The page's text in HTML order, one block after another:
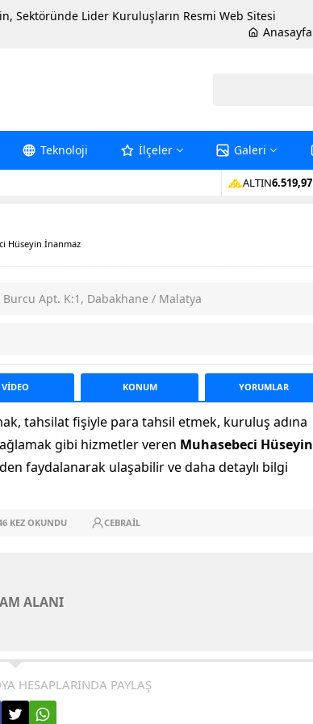
Sektöründe Lider Kuruluşların Resmi Web Sitesi
Anasayfa
Teknoloji İlçeler Galeri
ALTIN6.519,97
Hüseyin İnanmaz
Apt. K:1, Dabakhane / Malatya
VİDEO KONUM YORUMLAR
tahsilat fişiyle para tahsil etmek, kuruluş adına
gibi hizmetler veren Muhasebeci Hüseyin
faydalanarak ulaşabilir ve daha detaylı bilgi
KEZ OKUNDU CEBRAIL
ALANI
HESAPLARINDA PAYLAŞ